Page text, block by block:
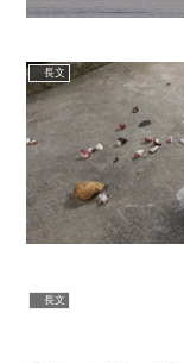
長文
長文